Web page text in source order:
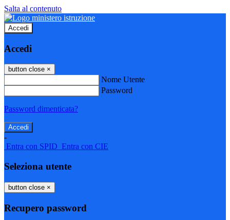
Salta al contenuto
Accedi
Accedi
button close ×
Nome Utente
Password
Password dimenticata?
-
Entra con SPID Entra con CIE
Seleziona utente
button close ×
Recupero password